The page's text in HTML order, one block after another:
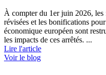
À compter du 1er juin 2026, les
révisées et les bonifications
économique européen sont
les impacts de ces arrêtés. ...
Lire l'article
Voir le blog